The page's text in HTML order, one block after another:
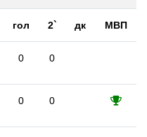
гол 2` дк МВП
0 0
0 0